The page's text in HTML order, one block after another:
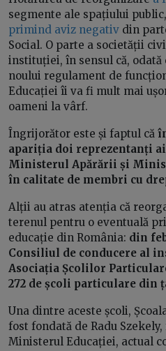
segmente ale spațiului
primind aviz negativ din
Social. O parte a societății
instituției, în sensul că,
noului regulament de
Educației îi va fi mult mai
oameni la vârf.
Îngrijorător este și faptul că
apariția doi reprezentanți
Ministerul Apărării și
în calitate de membri cu
Alții au atras atenția că
terenul pentru o eventuală
educație din România: din
Consiliul de conducere al
Asociația Școlilor
272 de școli particulare din
Una dintre aceste școli,
fost fondată de Radu
Ministerul Educației, actual